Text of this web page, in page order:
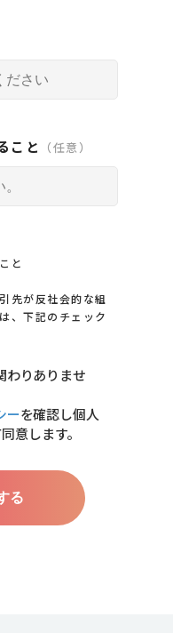
こと （任意）
と
先が反社会的な組
、下記のチェック
わりありませ
ーを確認し個人
意します。
る